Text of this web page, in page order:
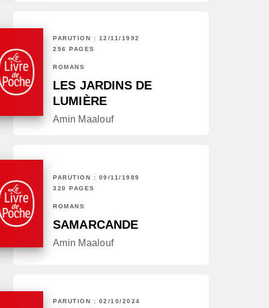
PARUTION : 12/11/1992
256 PAGES
ROMANS
LES JARDINS DE
LUMIÈRE
Amin Maalouf
PARUTION : 09/11/1989
320 PAGES
ROMANS
SAMARCANDE
Amin Maalouf
PARUTION : 02/10/2024